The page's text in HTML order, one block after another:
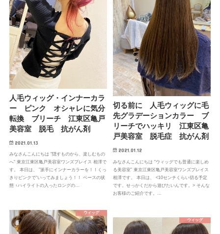
人毛ウィッグ・インナーカラ
ー ピンク オシャレに気分
転換 ブリーチ 江東区亀戸
美容室 脱毛 抗がん剤
2021.01.13
みなさんこんにちは “隠すものから、楽しむもの
へ“ 東京江東区亀戸美容室ワンズプレイス 相澤で
す。 本日は、 ”派手にインナーカラーを！！くっ
きりピンクで“いってみましょう！！ ベースの状
態 ↑ハイライトの入ったロングの…
切る前に 人毛ウィッグに毛
先グラデーションカラー ブ
リーチでハッキリ 江東区亀
戸美容室 脱毛症 抗がん剤
2021.01.12
みなさんこんにちは “ウィッグでも普通に楽しめ
る美容室” 東京江東区亀戸美容室ワンズプレイス
相澤です。 本日は、 <10センチくらい切る予定
です。せっかくだから遊びたいんです。> そんな
お客様のご紹介です。…
ウィッグ
ウィッグ